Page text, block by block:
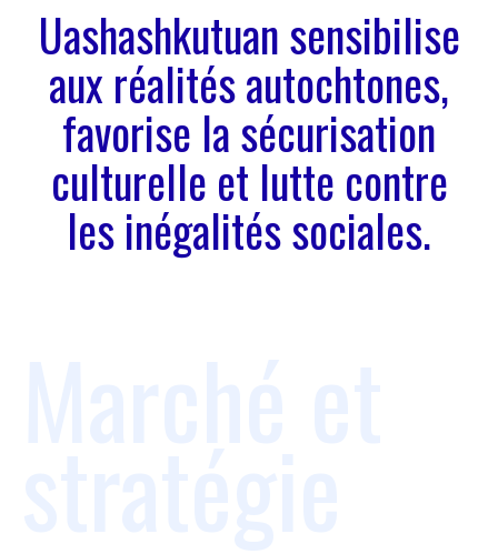
Uashashkutuan sensibilise
aux réalités autochtones,
favorise la sécurisation
culturelle et lutte contre
les inégalités sociales.